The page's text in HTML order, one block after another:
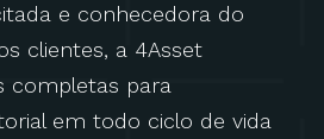
e conhecedora do
clientes, a 4Asset
completas para
em todo ciclo de vida